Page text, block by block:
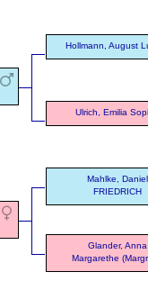
Hollmann, August
Ulrich, Emilia
Mahlke, Daniel
FRIEDRICH
Glander, Anna
Margarethe